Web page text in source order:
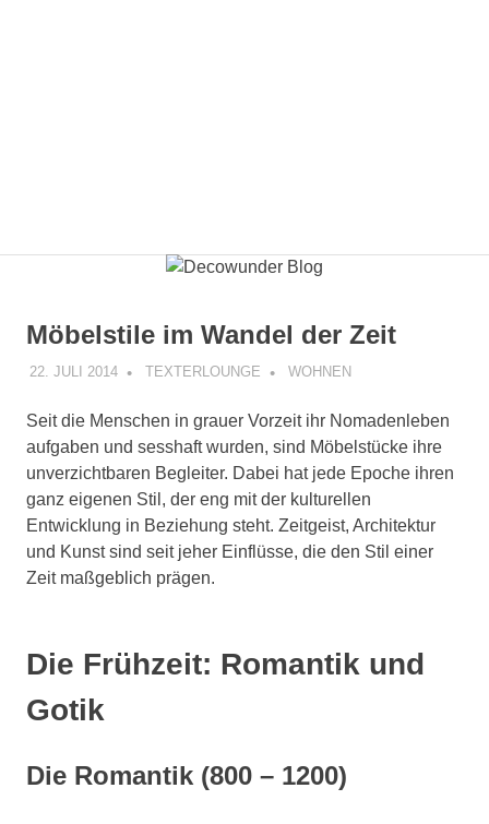
Möbelstile im Wandel der Zeit
22. JULI 2014 TEXTERLOUNGE WOHNEN
Seit die Menschen in grauer Vorzeit ihr Nomadenleben
aufgaben und sesshaft wurden, sind Möbelstücke ihre
unverzichtbaren Begleiter. Dabei hat jede Epoche ihren
ganz eigenen Stil, der eng mit der kulturellen
Entwicklung in Beziehung steht. Zeitgeist, Architektur
und Kunst sind seit jeher Einflüsse, die den Stil einer
Zeit maßgeblich prägen.
Die Frühzeit: Romantik und
Gotik
Die Romantik (800 – 1200)